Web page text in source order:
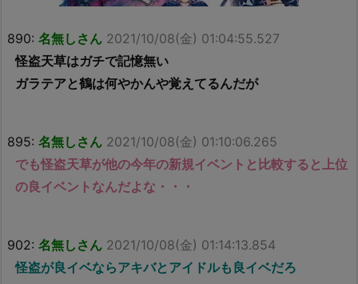
890: 名無しさん 2021/10/08(金) 01:04:55.527
怪盗天草はガチで記憶無い
ガラテアと鶴は何やかんや覚えてるんだが
895: 名無しさん 2021/10/08(金) 01:10:06.265
でも怪盗天草が他の今年の新規イベントと比較すると上位
の良イベントなんだよな・・・
902: 名無しさん 2021/10/08(金) 01:14:13.854
怪盗が良イベならアキバとアイドルも良イベだろ